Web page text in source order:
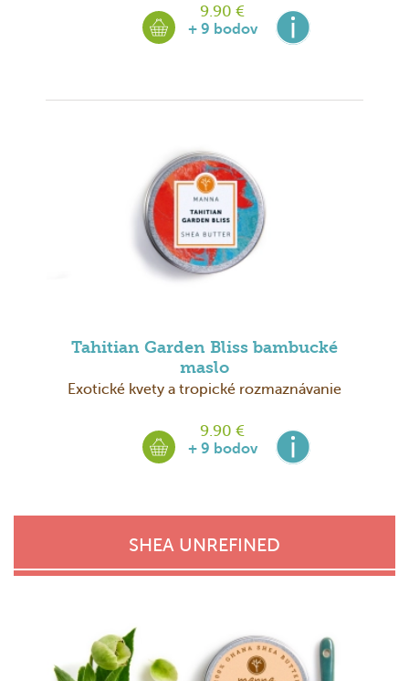
9.90 €
+ 9 bodov
Tahitian Garden Bliss bambucké
maslo
Exotické kvety a tropické rozmaznávanie
9.90 €
+ 9 bodov
SHEA UNREFINED